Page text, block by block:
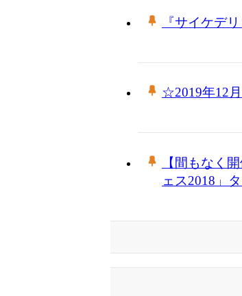
『サイケデ
☆2019年12
【間もなく
ェス2018」